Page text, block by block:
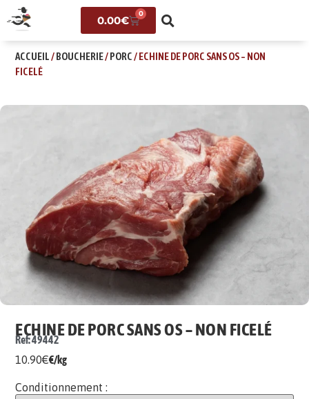
0.00€
0
ACCUEIL/BOUCHERIE/PORC/ ECHINE DE PORC SANS OS – NON
FICELÉ
ECHINE DE PORC SANS OS – NON FICELÉ
Ref: 49442
10.90€€/kg
Conditionnement :